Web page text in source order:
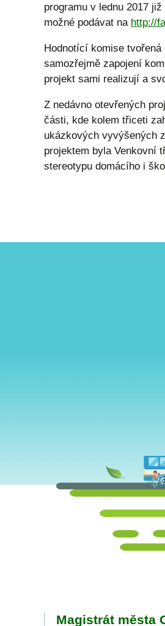
programu v lednu 2017
možné podávat na http://
Hodnotící komise
samozřejmě zapojení
projekt sami realizují a
Z nedávno otevřených
části, kde kolem třiceti
ukázkových vyvýšených
projektem byla Venkovní
stereotypu domácího i
Magistrát města